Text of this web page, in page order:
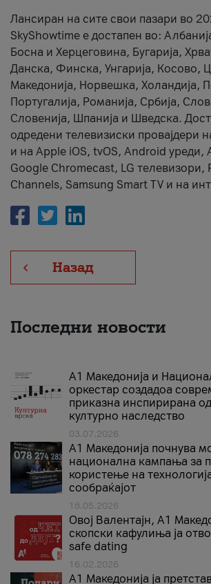
Лансиран на сите свои пазари во
SkyShowtime е достапен во:
Босна и Херцеговина, Бугарија,
Данска, Финска, Унгарија, Косово,
Македонија, Норвешка, Холандија,
Португалија, Романија, Србија,
Словенија, Шпанија и Шведска.
одредени телевизиски провајдери
и на Apple iOS, tvOS, Android уреди,
Google Chromecast, LG телевизори,
Channels, Samsung Smart TV и на
Назад
Последни новости
А1 Македонија и
оркестар создадоа
приказна инспирирана
културно наследство
03.07.2026
A1 Македонија почнува
национална кампања за
користење на
сообраќајот
18.05.2026
Овој Валентајн, A1
скопски кафулиња ја
safe dating
16.02.2026
А1 Македонија ја